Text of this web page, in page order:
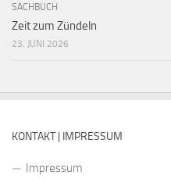
SACHBUCH
Zeit zum Zündeln
23. JUNI 2026
KONTAKT | IMPRESSUM
Impressum